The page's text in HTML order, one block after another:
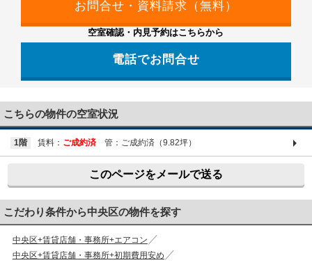
空室確認・内見予約はこちらから
電話でお問合せ
こちらの物件の空室状況
1階 賃料： ご成約済 管：ご成約済（9.82坪）
このページをメールで送る
こだわり条件から中央区の物件を探す
中央区+賃貸店舗・事務所+エアコン
中央区+賃貸店舗・事務所+初期費用安め